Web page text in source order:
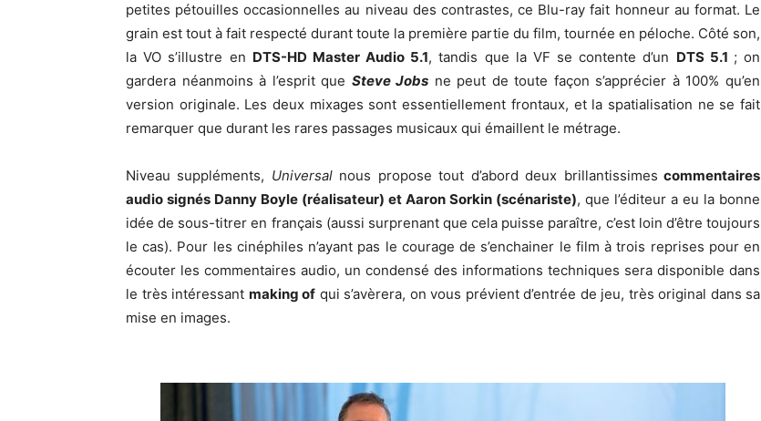
petites pétouilles occasionnelles au niveau des contrastes, ce Blu-ray fait honneur au format. Le
grain est tout à fait respecté durant toute la première partie du film, tournée en péloche. Côté son,
la VO s’illustre en DTS-HD Master Audio 5.1, tandis que la VF se contente d’un DTS 5.1 ; on
gardera néanmoins à l’esprit que Steve Jobs ne peut de toute façon s’apprécier à 100% qu’en
version originale. Les deux mixages sont essentiellement frontaux, et la spatialisation ne se fait
remarquer que durant les rares passages musicaux qui émaillent le métrage.
Niveau suppléments, Universal nous propose tout d’abord deux brillantissimes commentaires
audio signés Danny Boyle (réalisateur) et Aaron Sorkin (scénariste), que l’éditeur a eu la bonne
idée de sous-titrer en français (aussi surprenant que cela puisse paraître, c’est loin d’être toujours
le cas). Pour les cinéphiles n’ayant pas le courage de s’enchainer le film à trois reprises pour en
écouter les commentaires audio, un condensé des informations techniques sera disponible dans
le très intéressant making of qui s’avèrera, on vous prévient d’entrée de jeu, très original dans sa
mise en images.